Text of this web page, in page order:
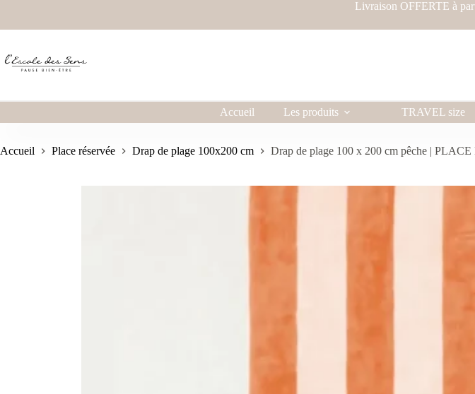
Livraison OFFERTE à
Accueil Les produits TRAVEL size
Accueil Place réservée Drap de plage 100x200 cm Drap de plage 100 x 200 cm pêche |